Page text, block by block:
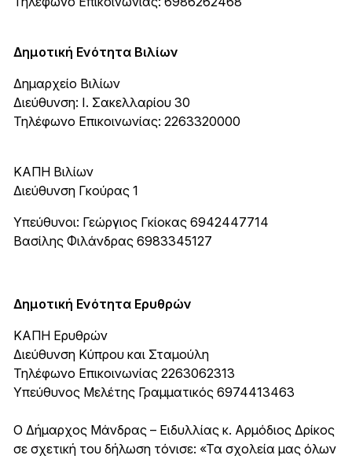
Δημοτική Ενότητα Βιλίων
Δημαρχείο Βιλίων
Διεύθυνση: Ι. Σακελλαρίου 30
Τηλέφωνο Επικοινωνίας: 2263320000
ΚΑΠΗ Βιλίων
Διεύθυνση Γκούρας 1
Υπεύθυνοι: Γεώργιος Γκίοκας 6942447714
Βασίλης Φιλάνδρας 6983345127
Δημοτική Ενότητα Ερυθρών
ΚΑΠΗ Ερυθρών
Διεύθυνση Κύπρου και Σταμούλη
Τηλέφωνο Επικοινωνίας 2263062313
Υπεύθυνος Μελέτης Γραμματικός 6974413463
Ο Δήμαρχος Μάνδρας – Ειδυλλίας κ. Αρμόδιος Δρίκος
σε σχετική του δήλωση τόνισε: «Τα σχολεία μας όλων